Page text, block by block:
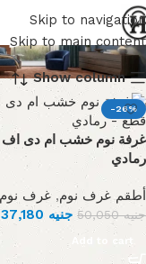
Skip to navigation
Skip to main content
Show column
-26%
رمادي
أطقم غرف نوم,غرف نوم
جنيه50,050 جنيه
Add to cart